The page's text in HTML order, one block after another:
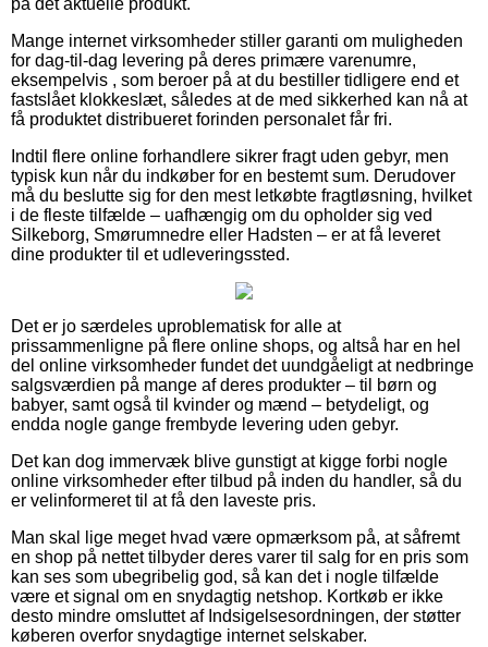
på det aktuelle produkt.
Mange internet virksomheder stiller garanti om muligheden
for dag-til-dag levering på deres primære varenumre,
eksempelvis , som beroer på at du bestiller tidligere end et
fastslået klokkeslæt, således at de med sikkerhed kan nå at
få produktet distribueret forinden personalet får fri.
Indtil flere online forhandlere sikrer fragt uden gebyr, men
typisk kun når du indkøber for en bestemt sum. Derudover
må du beslutte sig for den mest letkøbte fragtløsning, hvilket
i de fleste tilfælde – uafhængig om du opholder sig ved
Silkeborg, Smørumnedre eller Hadsten – er at få leveret
dine produkter til et udleveringssted.
Det er jo særdeles uproblematisk for alle at
prissammenligne på flere online shops, og altså har en hel
del online virksomheder fundet det uundgåeligt at nedbringe
salgsværdien på mange af deres produkter – til børn og
babyer, samt også til kvinder og mænd – betydeligt, og
endda nogle gange frembyde levering uden gebyr.
Det kan dog immervæk blive gunstigt at kigge forbi nogle
online virksomheder efter tilbud på inden du handler, så du
er velinformeret til at få den laveste pris.
Man skal lige meget hvad være opmærksom på, at såfremt
en shop på nettet tilbyder deres varer til salg for en pris som
kan ses som ubegribelig god, så kan det i nogle tilfælde
være et signal om en snydagtig netshop. Kortkøb er ikke
desto mindre omsluttet af Indsigelsesordningen, der støtter
køberen overfor snydagtige internet selskaber.